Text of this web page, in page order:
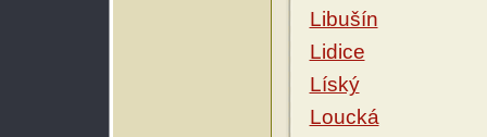
Libušín
Lidice
Líský
Loucká